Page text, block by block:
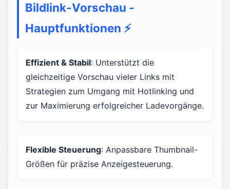
Bildlink-Vorschau -
Hauptfunktionen ⚡
Effizient & Stabil: Unterstützt die
gleichzeitige Vorschau vieler Links mit
Strategien zum Umgang mit Hotlinking und
zur Maximierung erfolgreicher Ladevorgänge.
Flexible Steuerung: Anpassbare Thumbnail-
Größen für präzise Anzeigesteuerung.